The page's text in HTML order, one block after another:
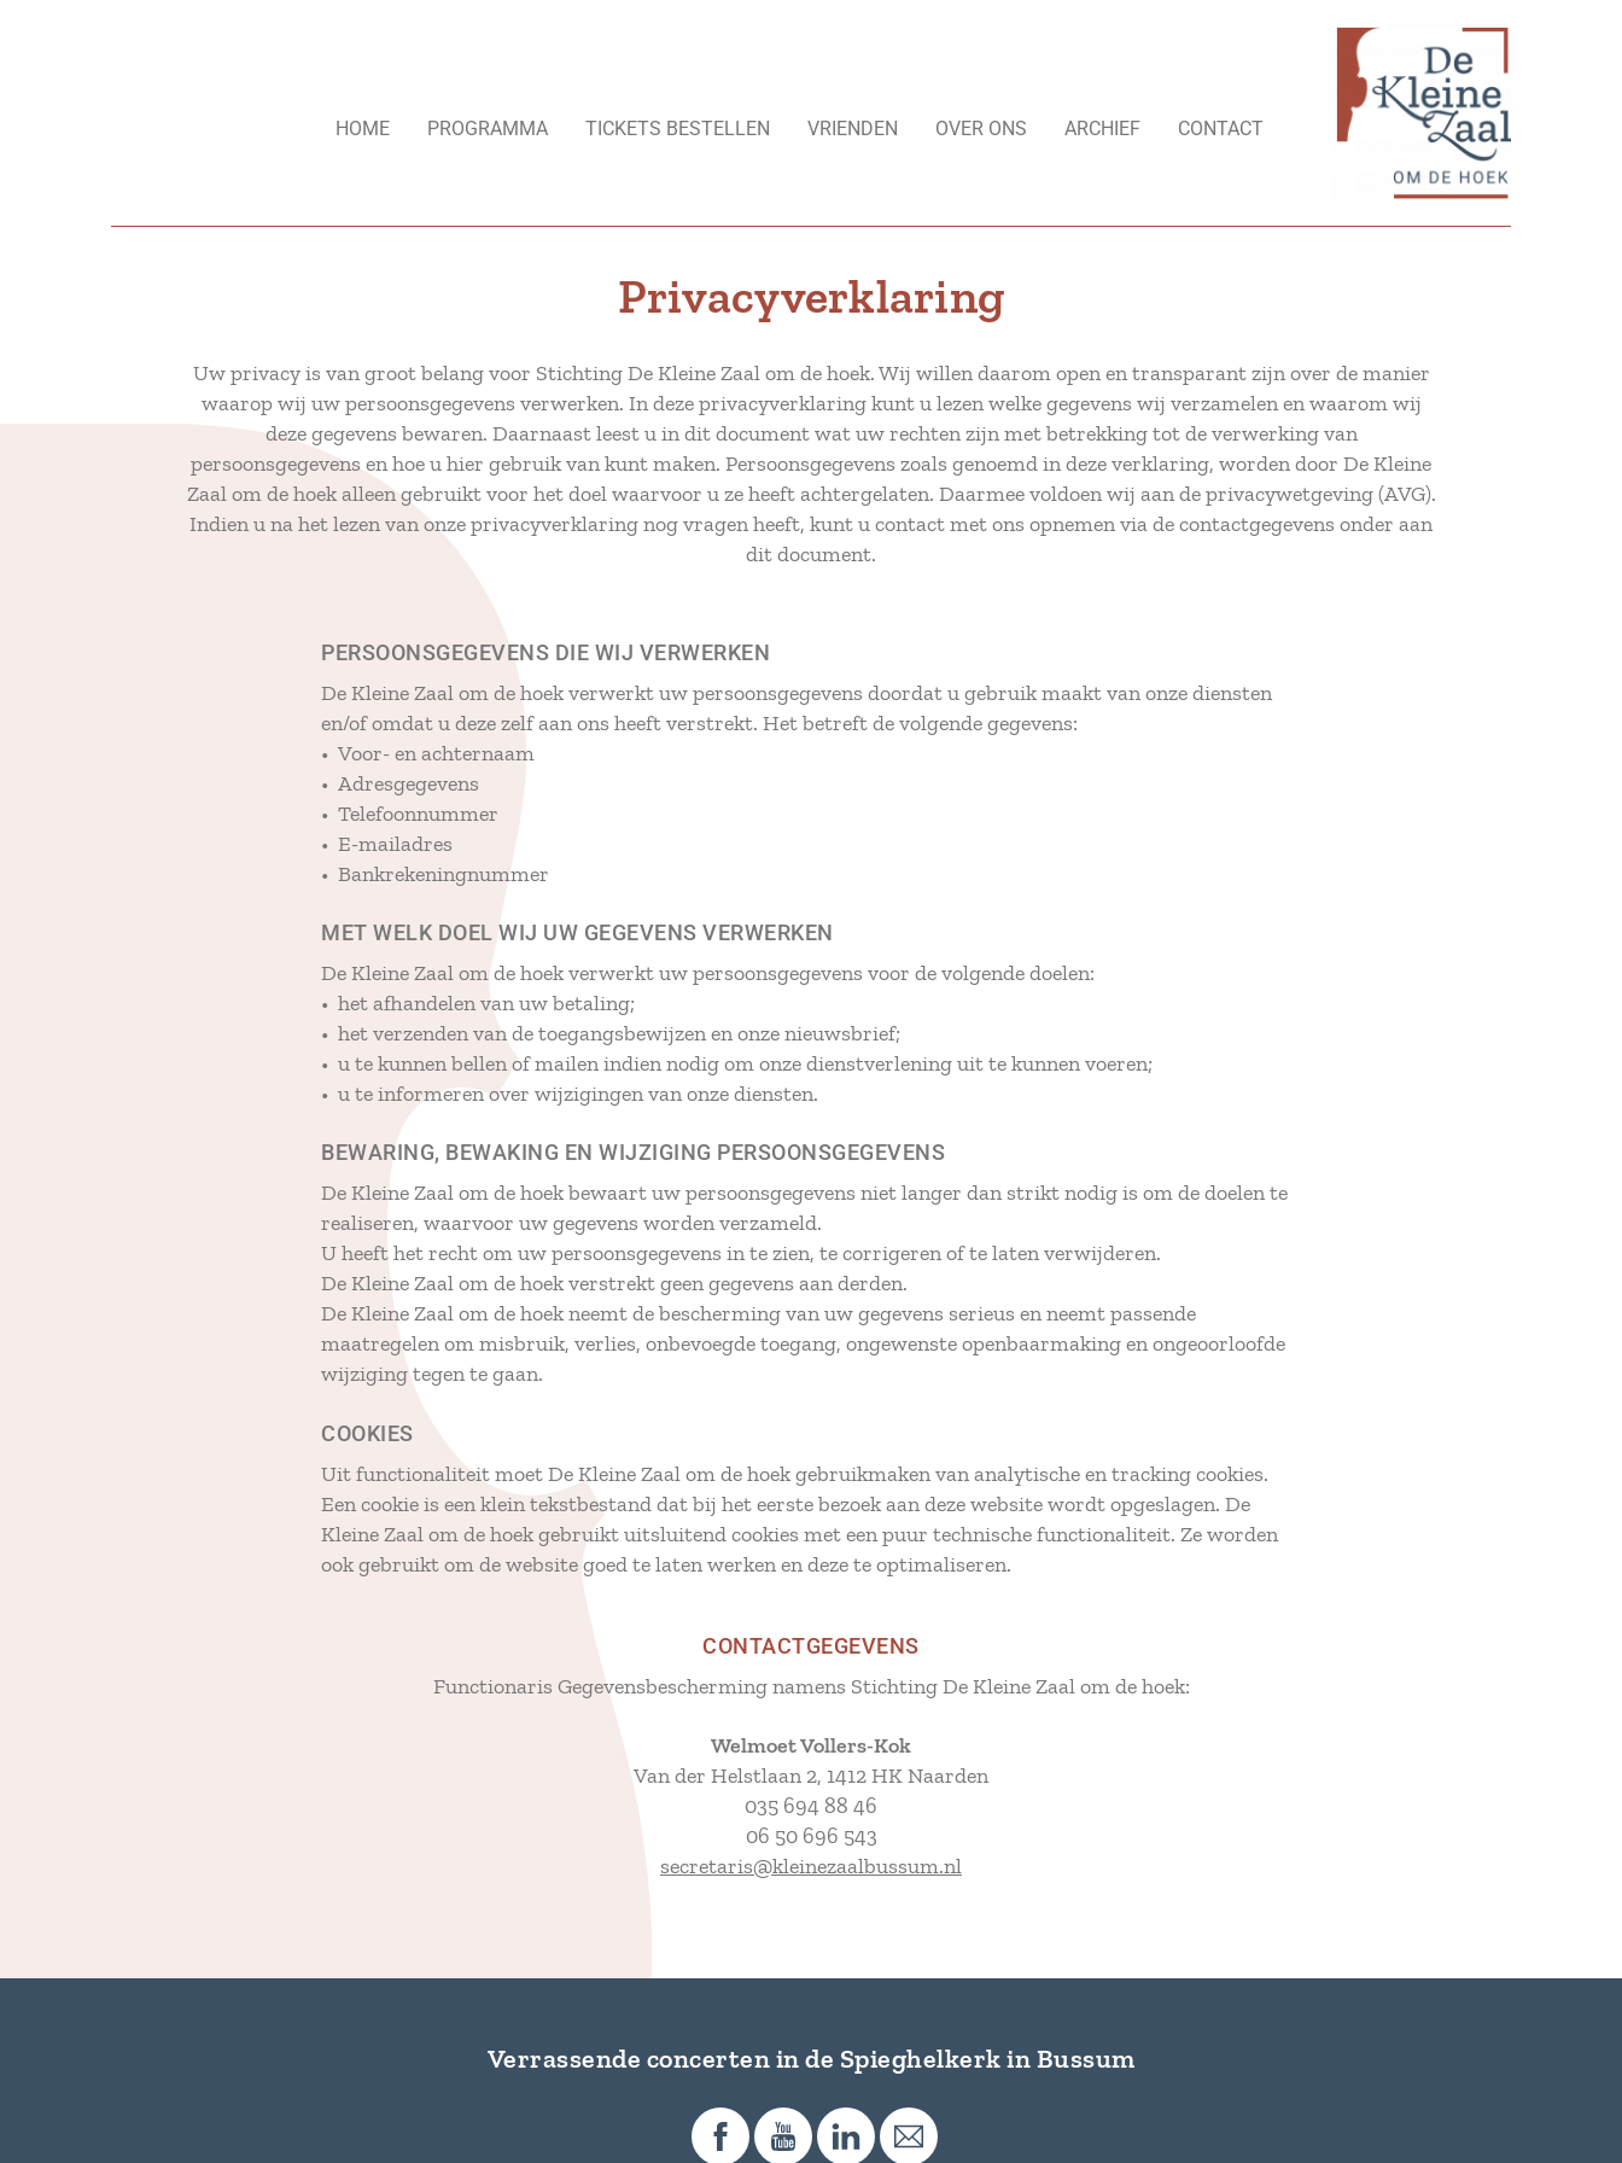
HOME PROGRAMMA TICKETS BESTELLEN VRIENDEN OVER ONS ARCHIEF CONTACT
Privacyverklaring
Uw privacy is van groot belang voor Stichting De Kleine Zaal om de hoek. Wij willen daarom open en transparant zijn over de manier
waarop wij uw persoonsgegevens verwerken. In deze privacyverklaring kunt u lezen welke gegevens wij verzamelen en waarom wij
deze gegevens bewaren. Daarnaast leest u in dit document wat uw rechten zijn met betrekking tot de verwerking van
persoonsgegevens en hoe u hier gebruik van kunt maken. Persoonsgegevens zoals genoemd in deze verklaring, worden door De Kleine
Zaal om de hoek alleen gebruikt voor het doel waarvoor u ze heeft achtergelaten. Daarmee voldoen wij aan de privacywetgeving (AVG).
Indien u na het lezen van onze privacyverklaring nog vragen heeft, kunt u contact met ons opnemen via de contactgegevens onder aan
dit document.
PERSOONSGEGEVENS DIE WIJ VERWERKEN
De Kleine Zaal om de hoek verwerkt uw persoonsgegevens doordat u gebruik maakt van onze diensten
en/of omdat u deze zelf aan ons heeft verstrekt. Het betreft de volgende gegevens:
• Voor- en achternaam
• Adresgegevens
• Telefoonnummer
• E-mailadres
• Bankrekeningnummer
MET WELK DOEL WIJ UW GEGEVENS VERWERKEN
De Kleine Zaal om de hoek verwerkt uw persoonsgegevens voor de volgende doelen:
• het afhandelen van uw betaling;
• het verzenden van de toegangsbewijzen en onze nieuwsbrief;
• u te kunnen bellen of mailen indien nodig om onze dienstverlening uit te kunnen voeren;
• u te informeren over wijzigingen van onze diensten.
BEWARING, BEWAKING EN WIJZIGING PERSOONSGEGEVENS
De Kleine Zaal om de hoek bewaart uw persoonsgegevens niet langer dan strikt nodig is om de doelen te
realiseren, waarvoor uw gegevens worden verzameld.
U heeft het recht om uw persoonsgegevens in te zien, te corrigeren of te laten verwijderen.
De Kleine Zaal om de hoek verstrekt geen gegevens aan derden.
De Kleine Zaal om de hoek neemt de bescherming van uw gegevens serieus en neemt passende
maatregelen om misbruik, verlies, onbevoegde toegang, ongewenste openbaarmaking en ongeoorloofde
wijziging tegen te gaan.
COOKIES
Uit functionaliteit moet De Kleine Zaal om de hoek gebruikmaken van analytische en tracking cookies.
Een cookie is een klein tekstbestand dat bij het eerste bezoek aan deze website wordt opgeslagen. De
Kleine Zaal om de hoek gebruikt uitsluitend cookies met een puur technische functionaliteit. Ze worden
ook gebruikt om de website goed te laten werken en deze te optimaliseren.
CONTACTGEGEVENS
Functionaris Gegevensbescherming namens Stichting De Kleine Zaal om de hoek:
Welmoet Vollers-Kok
Van der Helstlaan 2, 1412 HK Naarden
035 694 88 46
06 50 696 543
secretaris@kleinezaalbussum.nl
Verrassende concerten in de Spieghelkerk in Bussum